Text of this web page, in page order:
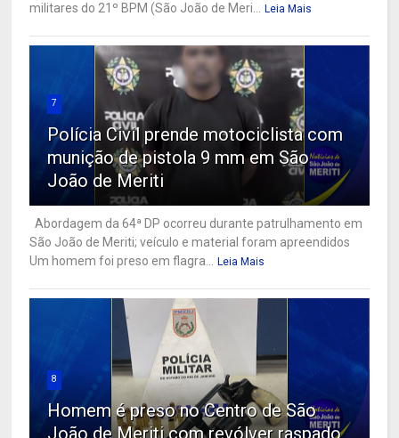
militares do 21º BPM (São João de Meri...
Leia Mais
7
Polícia Civil prende motociclista com
munição de pistola 9 mm em São
João de Meriti
Abordagem da 64ª DP ocorreu durante patrulhamento em
São João de Meriti; veículo e material foram apreendidos
Um homem foi preso em flagra...
Leia Mais
8
Homem é preso no Centro de São
João de Meriti com revólver raspado